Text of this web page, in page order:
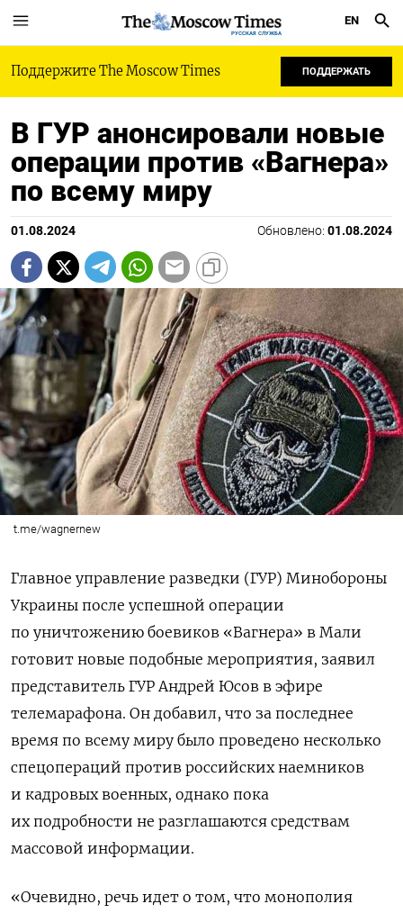
РУССКАЯ СЛУЖБА
EN
Поддержите The Moscow Times ПОДДЕРЖАТЬ
В ГУР анонсировали новые
операции против «Вагнера»
по всему миру
01.08.2024 Обновлено: 01.08.2024
t.me/wagnernew
Главное управление разведки (ГУР) Минобороны
Украины после успешной операции
по уничтожению боевиков «Вагнера» в Мали
готовит новые подобные мероприятия, заявил
представитель ГУР Андрей Юсов в эфире
телемарафона. Он добавил, что за последнее
время по всему миру было проведено несколько
спецопераций против российских наемников
и кадровых военных, однако пока
их подробности не разглашаются средствам
массовой информации.
«Очевидно, речь идет о том, что монополия